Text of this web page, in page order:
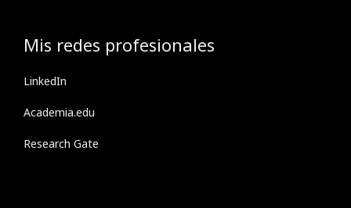
Mis redes profesionales
LinkedIn
Academia.edu
Research Gate